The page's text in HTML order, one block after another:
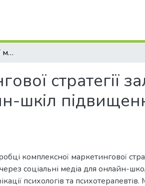
Розробка комплексної маркетингової стратегії залучення клієнтів через соціальні медіа для онлайн-шкіл підвищення кваліфікації психологів та психотерапевтів
стратегії
шкіл
комплексної маркетингової
соціальні медіа для онлайн-
психологів та